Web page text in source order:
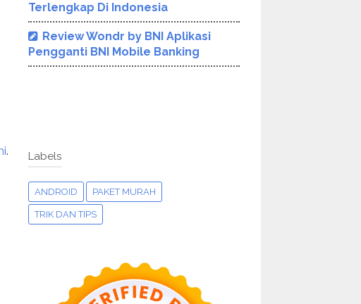
.
Terlengkap Di Indonesia
Review Wondr by BNI Aplikasi
Pengganti BNI Mobile Banking
Labels
ANDROID PAKET MURAH
TRIK DAN TIPS